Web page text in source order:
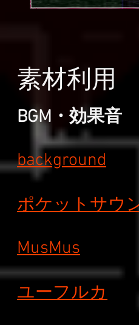
素材利用
BGM・効果音
background
ポケットサウ
MusMus
ユーフルカ